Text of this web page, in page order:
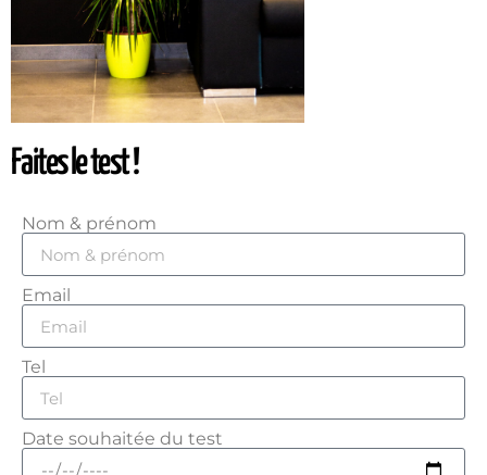
Faites le test !
Nom & prénom
Email
Tel
Date souhaitée du test